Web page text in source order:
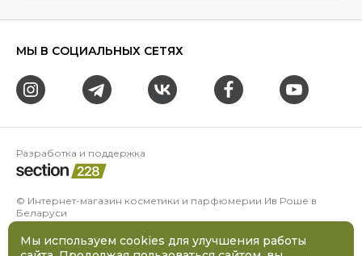
МЫ В СОЦИАЛЬНЫХ СЕТЯХ
© Интернет-магазин косметики и парфюмерии Ив Роше в
Беларуси
ООО «Даная» УНП 100228069
Адрес:220005,Республика Беларусь,Минск,проспект
Независимости, д. 48, к. 4 (2 этаж)
Разработка и поддержка
Мы используем cookies для улучшения работы